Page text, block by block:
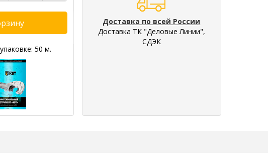
50 м.
Доставка по всей России
Доставка ТК "Деловые Линии",
СДЭК